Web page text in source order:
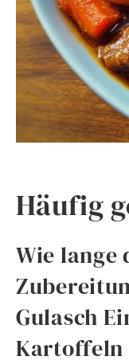
Häufig
Wie lange
Gulasch
Kartoffeln